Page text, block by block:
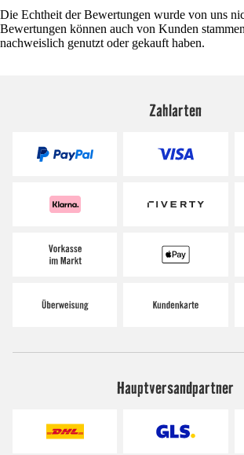
Die Echtheit der Bewertungen wurde von uns
Bewertungen können auch von Kunden
nachweislich genutzt oder gekauft haben.
Zahlarten
Hauptversandpartner